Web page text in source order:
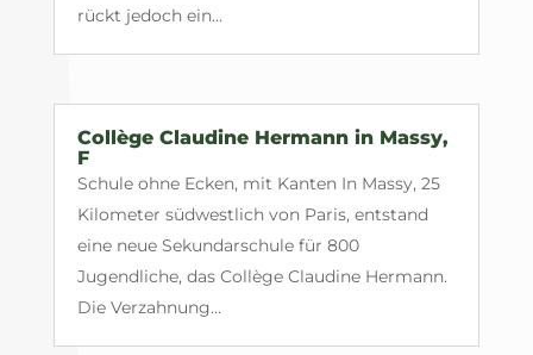
rückt jedoch ein...
Collège Claudine Hermann in Massy,
F
Schule ohne Ecken, mit Kanten In Massy, 25
Kilometer südwestlich von Paris, entstand
eine neue Sekundarschule für 800
Jugendliche, das Collège Claudine Hermann.
Die Verzahnung...